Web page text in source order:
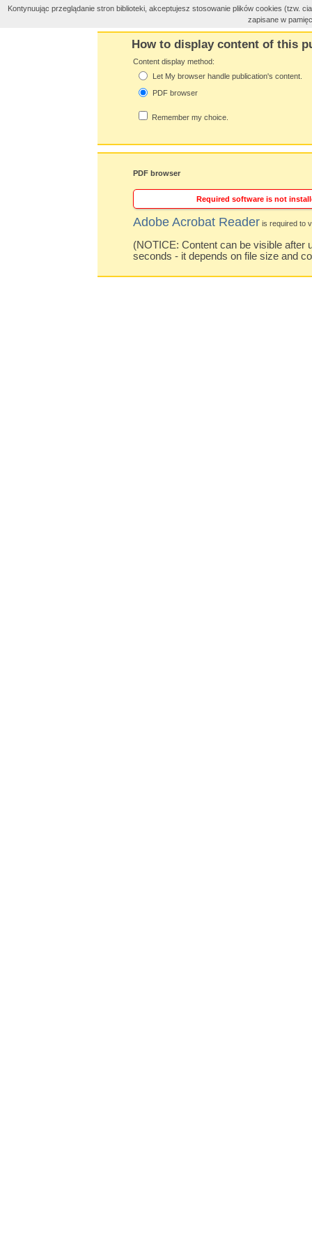
How to display content of this
Content display method:
Let My browser handle publication's content.
PDF browser
Remember my choice.
PDF browser
Required software is not
Adobe Acrobat Reader is required to
(NOTICE: Content can be visible after
seconds - it depends on file size and
Kontynuując przeglądanie stron biblioteki, akceptujesz stosowanie plików cookies
zapisane w